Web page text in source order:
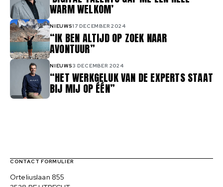
WARM WELKOM’
“IK BEN ALTIJD OP ZOEK NAAR
AVONTUUR”
NIEUWS17 DECEMBER 2024
“HET WERKGELUK VAN DE EXPERTS STAAT
BIJ MIJ OP ÉÉN”
NIEUWS3 DECEMBER 2024
Contact, verdere links en colofon
CONTACT FORMULIER
Bezoekadres
Orteliuslaan 855